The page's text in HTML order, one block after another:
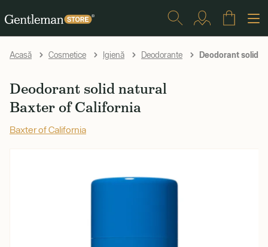
Acasă Cosmetice Igienă Deodorante Deodorant solid
Deodorant solid natural
Baxter of California
Baxter of California